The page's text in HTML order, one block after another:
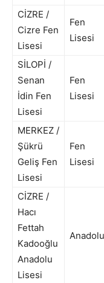
CİZRE /
Cizre Fen
Lisesi
Fen
Lisesi
SİLOPİ /
Senan
İdin Fen
Lisesi
Fen
Lisesi
MERKEZ /
Şükrü
Geliş Fen
Lisesi
Fen
Lisesi
CİZRE /
Hacı
Fettah
Kadooğlu
Anadolu
Lisesi